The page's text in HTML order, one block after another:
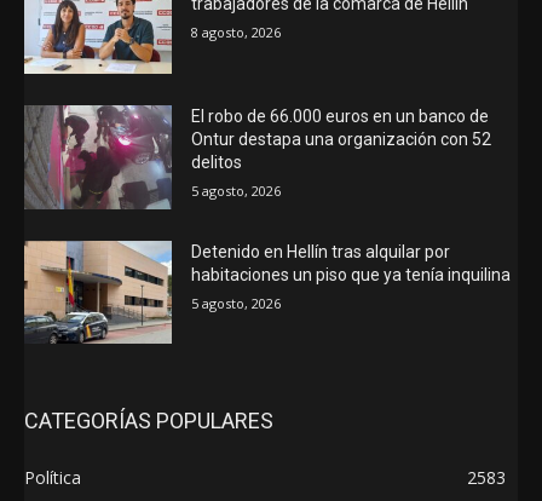
trabajadores de la comarca de Hellín
8 agosto, 2026
El robo de 66.000 euros en un banco de
Ontur destapa una organización con 52
delitos
5 agosto, 2026
Detenido en Hellín tras alquilar por
habitaciones un piso que ya tenía inquilina
5 agosto, 2026
CATEGORÍAS POPULARES
Política
2583